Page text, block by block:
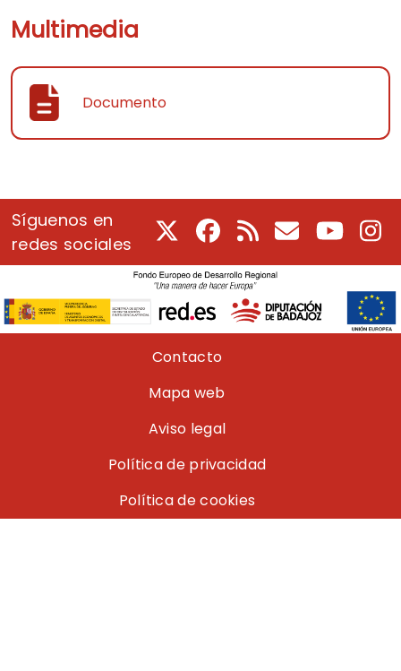
Multimedia
Documento
Síguenos en
redes sociales
Facebook
RSS CorreoYoutube
Pie de páginaContacto
Mapa web
Aviso legal
Política de privacidad
Política de cookies